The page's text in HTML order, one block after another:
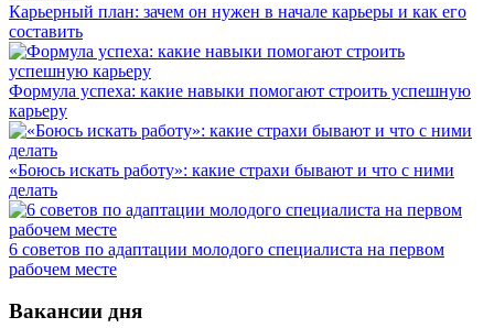
Карьерный план: зачем он нужен в начале карьеры и как его
составить
Формула успеха: какие навыки помогают строить успешную
карьеру
«Боюсь искать работу»: какие страхи бывают и что с ними
делать
6 советов по адаптации молодого специалиста на первом
рабочем месте
Вакансии дня